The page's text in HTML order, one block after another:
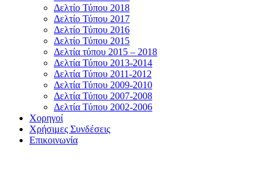
Δελτίο Τύπου 2018
Δελτίο Τύπου 2017
Δελτίο Τύπου 2016
Δελτίο Τύπου 2015
Δελτία τύπου 2015 – 2018
Δελτία Τύπου 2013-2014
Δελτία Τύπου 2011-2012
Δελτία Τύπου 2009-2010
Δελτία Τύπου 2007-2008
Δελτία Τύπου 2002-2006
Χορηγοί
Χρήσιμες Συνδέσεις
Επικοινωνία